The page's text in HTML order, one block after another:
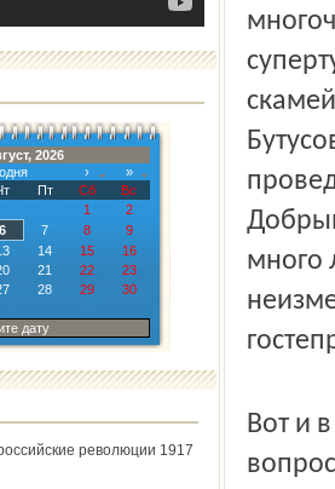
2026
›
»
Пт Сб
Вс
1
2
6 7 8
9
14 15
16
21 22
23
28 29
30
дату
революции 1917
много
Вот и